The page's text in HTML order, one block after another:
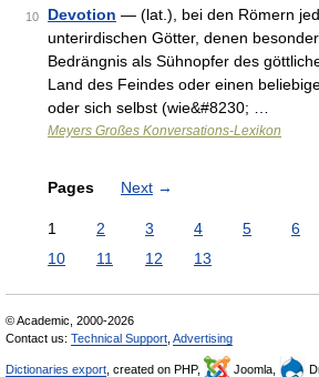
10 Devotion — (lat.), bei den Römern
unterirdischen Götter, denen
Bedrängnis als Sühnopfer des
Land des Feindes oder einen
oder sich selbst (wie&#8230; …
Meyers Großes Konversations-Lexikon
Pages Next →
1 2 3 4 5 6
10
11 12 13
© Academic, 2000-2026
Contact us: Technical Support Advertising
Dictionaries export , created on PHP, Joomla,